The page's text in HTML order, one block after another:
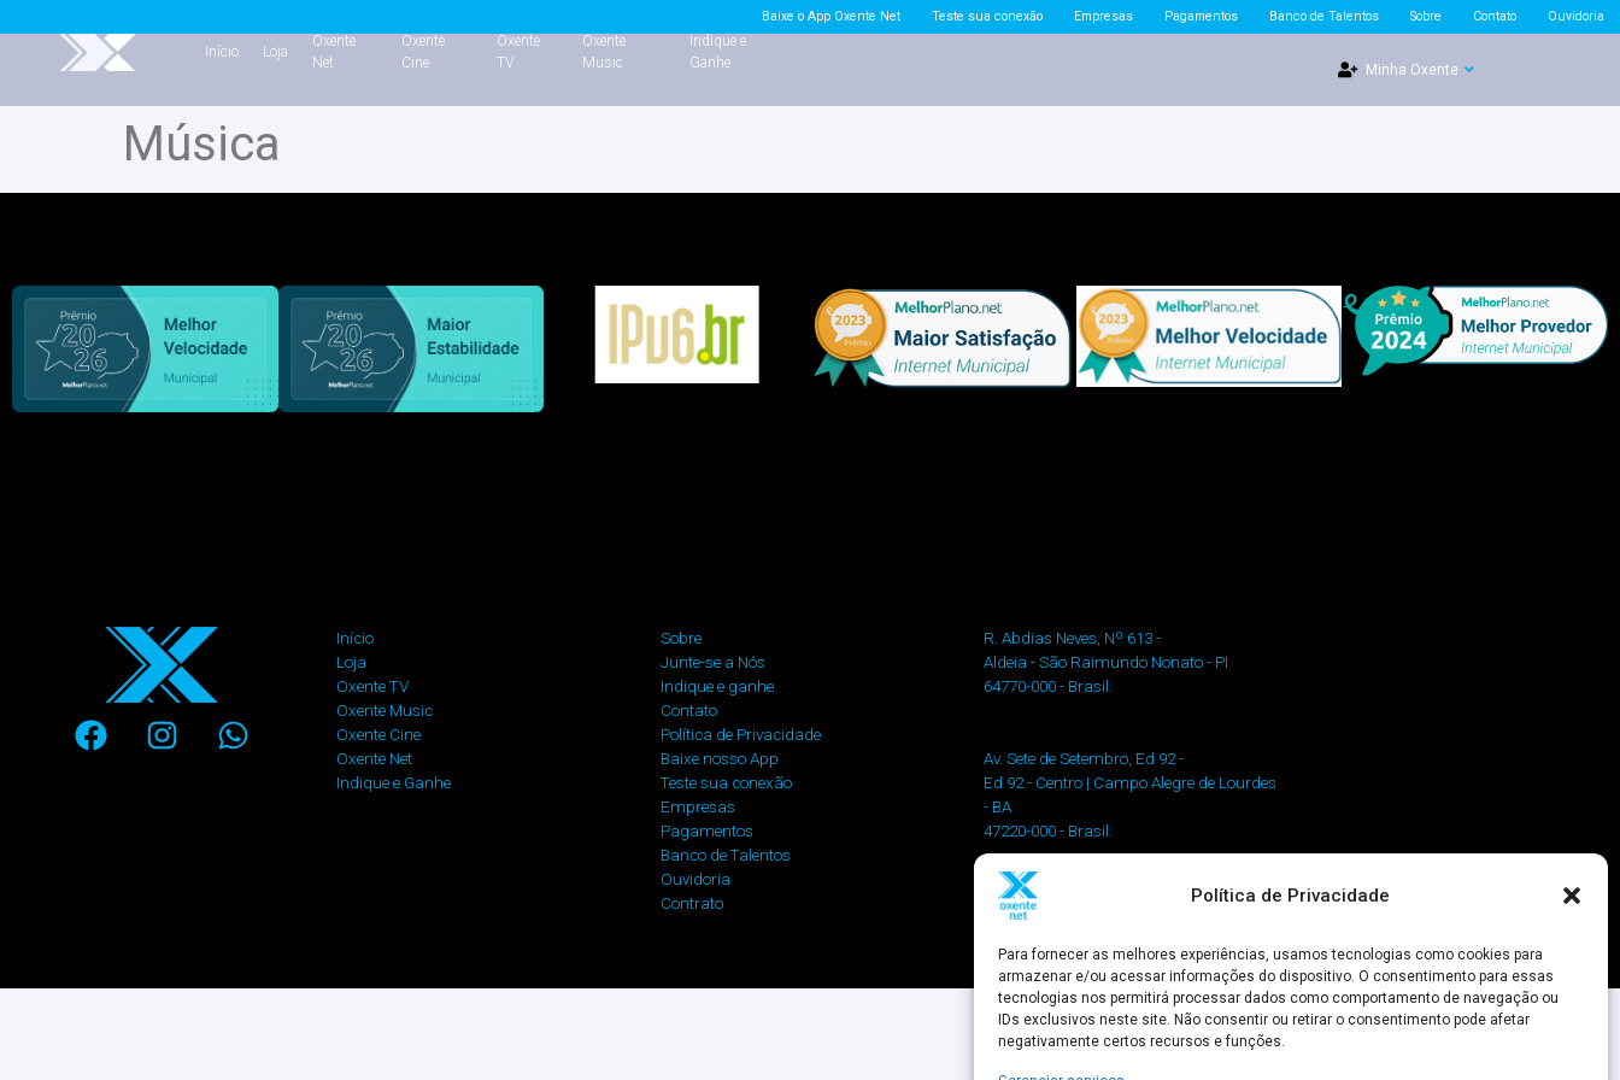
Política de Privacidade
Para fornecer as melhores experiências, usamos tecnologias como cookies para
armazenar e/ou acessar informações do dispositivo. O consentimento para essas
tecnologias nos permitirá processar dados como comportamento de navegação ou
IDs exclusivos neste site. Não consentir ou retirar o consentimento pode afetar
negativamente certos recursos e funções.
Baixe o App Oxente Net Teste sua conexão Empresas Pagamentos Banco de Talentos Sobre Contato Ouvidoria
Início Loja
Oxente
Net
Oxente
Cine
Oxente
TV
Oxente
Music
Indique e
Ganhe
Minha Oxente
Música
Início
Loja
Oxente TV
Oxente Music
Oxente Cine
Oxente Net
Indique e Ganhe
Sobre
Junte-se a Nós
Indique e ganhe
Contato
Política de Privacidade
Baixe nosso App
Teste sua conexão
Empresas
Pagamentos
Banco de Talentos
Ouvidoria
Contrato
R. Abdias Neves, Nº 613 -
Aldeia - São Raimundo Nonato - PI
64770-000 - Brasil.
Av. Sete de Setembro, Ed 92 -
Ed 92 - Centro | Campo Alegre de Lourdes
- BA
47220-000 - Brasil.
sac@oxentenet.com
CNPJ: 19.725.586/0001-80